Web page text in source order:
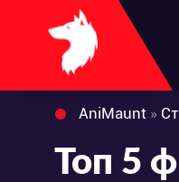
AniMaunt »
Топ 5